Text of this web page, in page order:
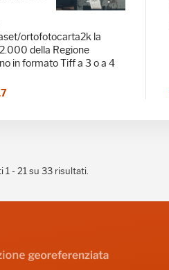
ortofotocarta2k la
della Regione
in formato Tiff a 3 o a 4
1 - 21 su 33 risultati.